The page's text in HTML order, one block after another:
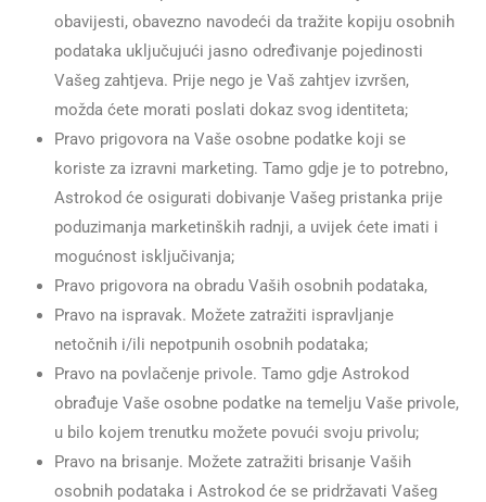
obavijesti, obavezno navodeći da tražite kopiju osobnih
podataka uključujući jasno određivanje pojedinosti
Vašeg zahtjeva. Prije nego je Vaš zahtjev izvršen,
možda ćete morati poslati dokaz svog identiteta;
Pravo prigovora na Vaše osobne podatke koji se
koriste za izravni marketing. Tamo gdje je to potrebno,
Astrokod će osigurati dobivanje Vašeg pristanka prije
poduzimanja marketinških radnji, a uvijek ćete imati i
mogućnost isključivanja;
Pravo prigovora na obradu Vaših osobnih podataka,
Pravo na ispravak. Možete zatražiti ispravljanje
netočnih i/ili nepotpunih osobnih podataka;
Pravo na povlačenje privole. Tamo gdje Astrokod
obrađuje Vaše osobne podatke na temelju Vaše privole,
u bilo kojem trenutku možete povući svoju privolu;
Pravo na brisanje. Možete zatražiti brisanje Vaših
osobnih podataka i Astrokod će se pridržavati Vašeg